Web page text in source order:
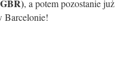
, a potem pozostanie już
Barcelonie!